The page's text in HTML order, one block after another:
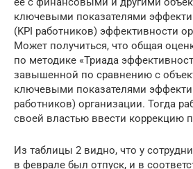
ключевыми показателями
(KPI работников) эффективности
Может получиться, что общая
по методике «Триада
завышенной по сравнению с
ключевыми показателями
работников) организации. Тогда
своей властью ввести коррекцию
Из таблицы 2 видно, что у
в феврале был отпуск, и в